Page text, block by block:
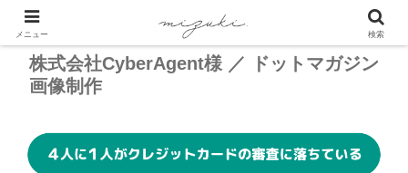
株式会社CyberAgent様 ／ ドットマガジン
画像制作
メニュー 検索